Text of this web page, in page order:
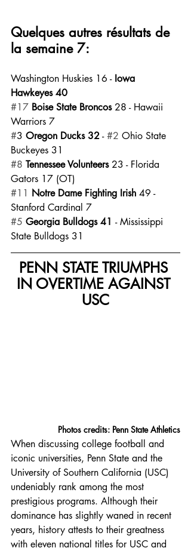
Quelques autres résultats de
la semaine 7:
Washington Huskies 16 - Iowa
Hawkeyes 40
#17 Boise State Broncos 28 - Hawaii
Warriors 7
#3 Oregon Ducks 32 - #2 Ohio State
Buckeyes 31
#8 Tennessee Volunteers 23 - Florida
Gators 17 (OT)
#11 Notre Dame Fighting Irish 49 -
Stanford Cardinal 7
#5 Georgia Bulldogs 41 - Mississippi
State Bulldogs 31
PENN STATE TRIUMPHS
IN OVERTIME AGAINST
USC
Photos credits: Penn State Athletics
When discussing college football and
iconic universities, Penn State and the
University of Southern California (USC)
undeniably rank among the most
prestigious programs. Although their
dominance has slightly waned in recent
years, history attests to their greatness
with eleven national titles for USC and